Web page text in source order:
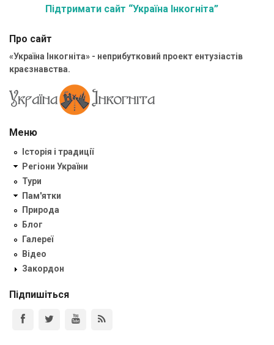
Підтримати сайт “Україна Інкогніта”
Про сайт
«Україна Інкогніта» - неприбутковий проект ентузіастів
краєзнавства.
Меню
Історія і традиції
Регіони України
Тури
Пам'ятки
Природа
Блог
Галереї
Відео
Закордон
Підпишіться